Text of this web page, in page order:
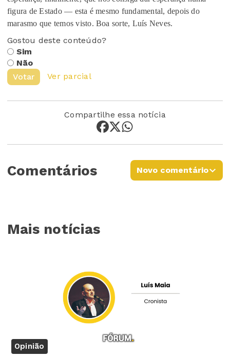
figura de Estado — esta é mesmo fundamental, depois do
marasmo que temos visto. Boa sorte, Luís Neves.
Gostou deste conteúdo?
Sim
Não
Votar
Ver parcial
Compartilhe essa notícia
Comentários Novo comentário
Mais notícias
Opinião